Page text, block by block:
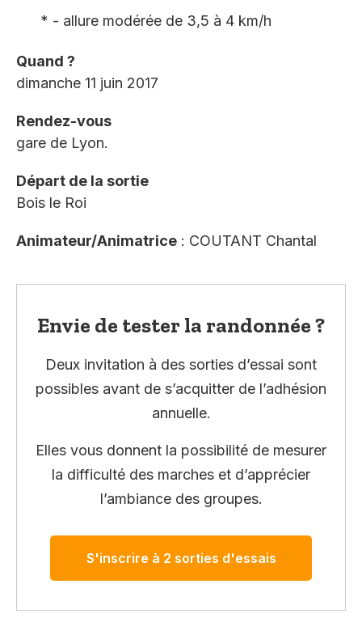
* - allure modérée de 3,5 à 4 km/h
Quand ?
dimanche 11 juin 2017
Rendez-vous
gare de Lyon.
Départ de la sortie
Bois le Roi
Animateur/Animatrice : COUTANT Chantal
Envie de tester la randonnée ?
Deux invitation à des sorties d’essai sont
possibles avant de s’acquitter de l’adhésion
annuelle.
Elles vous donnent la possibilité de mesurer
la difficulté des marches et d’apprécier
l’ambiance des groupes.
S'inscrire à 2 sorties d'essais